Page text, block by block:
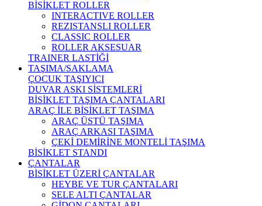
BİSİKLET ROLLER
INTERACTIVE ROLLER
REZISTANSLI ROLLER
CLASSIC ROLLER
ROLLER AKSESUAR
TRAINER LASTİĞİ
TAŞIMA/SAKLAMA
ÇOCUK TAŞIYICI
DUVAR ASKI SİSTEMLERİ
BİSİKLET TAŞIMA ÇANTALARI
ARAÇ İLE BİSİKLET TAŞIMA
ARAÇ ÜSTÜ TAŞIMA
ARAÇ ARKASI TAŞIMA
ÇEKİ DEMİRİNE MONTELİ TAŞIMA
BİSİKLET STANDI
ÇANTALAR
BİSİKLET ÜZERİ ÇANTALAR
HEYBE VE TUR ÇANTALARI
SELE ALTI ÇANTALAR